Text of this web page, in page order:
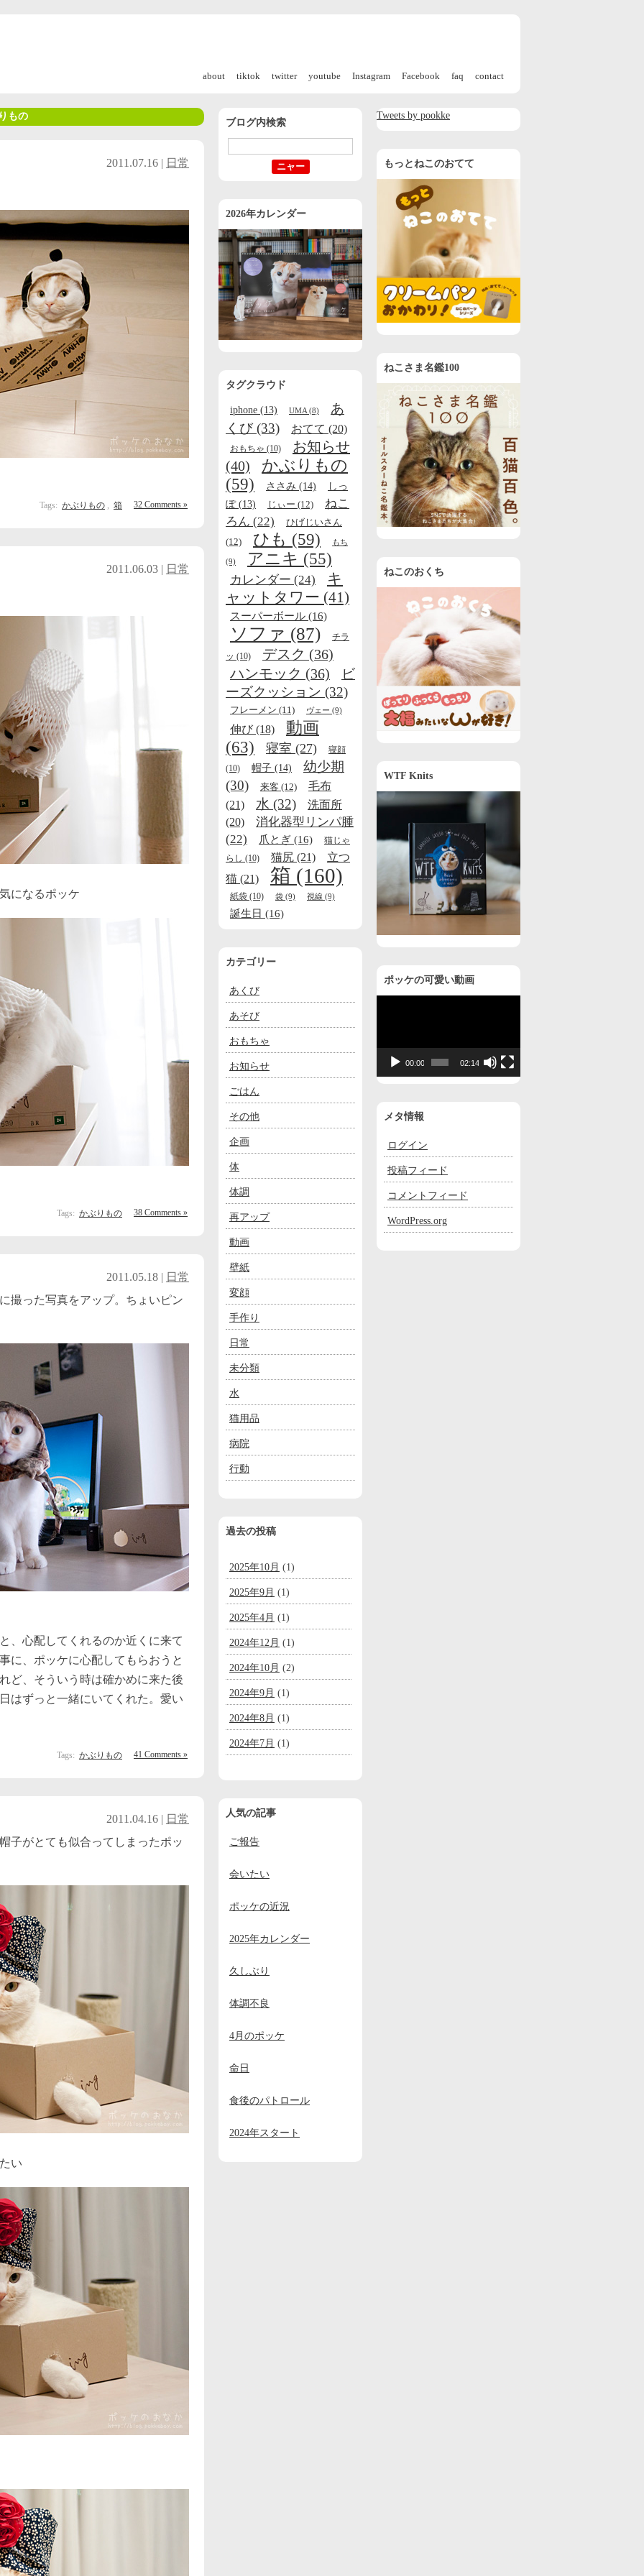
about tiktok twitter youtube Instagram Facebook faq contact
もの
2011.07.16 | 日常
32 Comments »
Tags: かぶりもの , 箱
2011.06.03 | 日常
になるポッケ
38 Comments »
Tags: かぶりもの
2011.05.18 | 日常
撮った写真をアップ。ちょいピン
、心配してくれるのか近くに来て
に、ポッケに心配してもらおうと
ど、そういう時は確かめに来た後
はずっと一緒にいてくれた。愛い
41 Comments »
Tags: かぶりもの
2011.04.16 | 日常
子がとても似合ってしまったポッ
い
ブログ内検索
2026年カレンダー
タグクラウド
iphone (13) UMA (8)
あ
くび(33) おてて (20)
おもちゃ (10)
お知らせ
(40)
かぶりもの
(59)
ささみ (14)
しっ
ぽ(13) じぃー (12)
ねこ
ろん (22)
ひげじいさん
(12)
ひも (59) もち
(9) アニキ (55)
カレンダー (24)
キ
ャットタワー (41)
スーパーボール (16)
ソファ (87)
チラ
ッ (10) デスク (36)
ハンモック (36)
ビ
ーズクッション (32)
フレーメン (11) ヴェー (9)
伸び (18)
動画
(63)
寝室 (27)
寝顔
(10)
帽子 (14)
幼少期
(30)
来客 (12)
毛布
(21)
水 (32)
洗面所
(20)
消化器型リンパ腫
(22)
爪とぎ (16)
猫じゃ
らし (10) 猫尻 (21)
立つ
猫 (21) 箱 (160)
紙袋 (10) 袋 (9) 視線 (9)
誕生日 (16)
カテゴリー
あくび
あそび
おもちゃ
お知らせ
ごはん
その他
企画
体
体調
再アップ
動画
壁紙
変顔
手作り
日常
未分類
水
猫用品
病院
行動
過去の投稿
2025年10月 (1)
2025年9月 (1)
2025年4月 (1)
2024年12月 (1)
2024年10月 (2)
2024年9月 (1)
2024年8月 (1)
2024年7月 (1)
2024年4月
2024年3月
2024年2月
2023年11月(2)
2023年10月
2023年6月
2023年5月 (1)
人気の記事
ご報告
会いたい
ポッケの近況
2025年カレンダー
久しぶり
体調不良
4月のポッケ
命日
食後のパトロール
2024年スタート
Tweets by pookke
もっとねこのおてて
ねこさま名鑑100
ねこのおくち
WTF Knits
ポッケの可愛い動画
レ
00:00 02:14
メタ情報
ログイン
投稿フィード
コメントフィード
WordPress.org